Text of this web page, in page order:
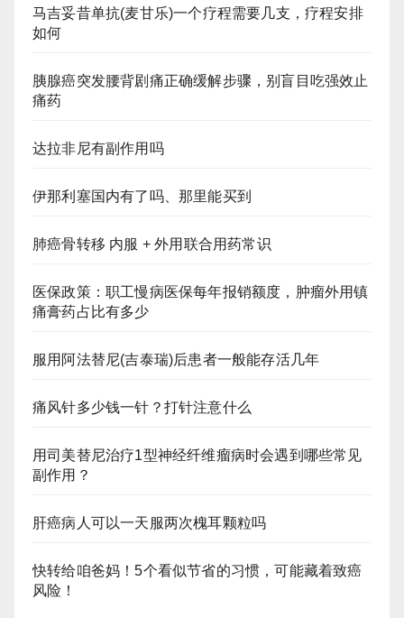
马吉妥昔单抗(麦甘乐)一个疗程需要几支，疗程安排
如何
胰腺癌突发腰背剧痛正确缓解步骤，别盲目吃强效止
痛药
达拉非尼有副作用吗
伊那利塞国内有了吗、那里能买到
肺癌骨转移 内服 + 外用联合用药常识
医保政策：职工慢病医保每年报销额度，肿瘤外用镇
痛膏药占比有多少
服用阿法替尼(吉泰瑞)后患者一般能存活几年
痛风针多少钱一针？打针注意什么
用司美替尼治疗1型神经纤维瘤病时会遇到哪些常见
副作用？
肝癌病人可以一天服两次槐耳颗粒吗
快转给咱爸妈！5个看似节省的习惯，可能藏着致癌
风险！